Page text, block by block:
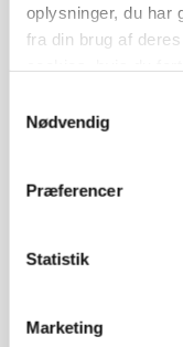
oplysninger, du har
fra din brug af
Nødvendig
Præferencer
Statistik
Marketing
Uændret
presset marked